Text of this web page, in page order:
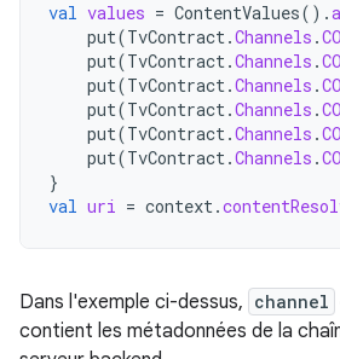
val values = ContentValues().
put(TvContract.Channels .
put(TvContract.Channels .
put(TvContract.Channels .
put(TvContract.Channels .
put(TvContract.Channels .
put(TvContract.Channels .
}
val uri = context.
Dans l'exemple ci-dessus, channel
contient les métadonnées de la